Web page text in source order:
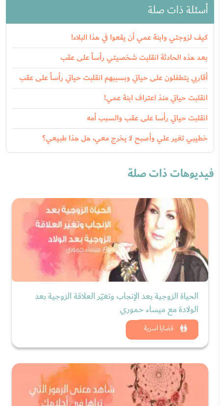
أسئلة ذات صلة
كيف لزوجتي وابنة عمي أن يقعوا في هذا البلاء!
بعد هذه الحادثة انقلبت شخصيتي رأساً على عقب
أقاربي يتطفلون على حياتي وبسببهم انقلبت حياتي رأساً على عقب
انقلبت حياتي منذ اعتراف ابنة عمي!
انقلبت حياتي رأسا على عقب والسبب أمه
خطيبي تغير علي وأصبح لا يخرج معي، هل هذا طبيعي؟
فيديوهات ذات صلة
قضايا اسرية
الحياة الزوجية بعد الإنجاب وتغيّر العلاقة الزوجية بعد
الولادة مع ميساء حموري
شاهد الان